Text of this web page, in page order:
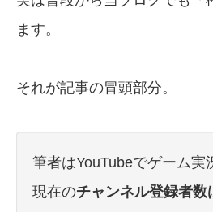
ます。
それが記事の冒頭部分。
筆者はYouTubeでゲーム実
現在のチャンネル登録者数